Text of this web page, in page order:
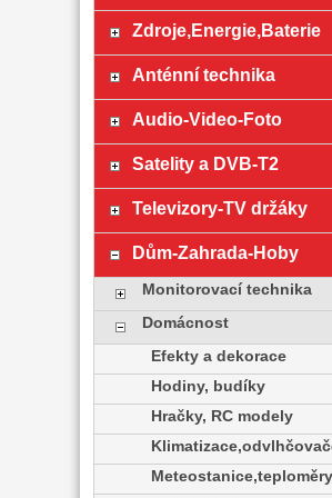
Zdroje,Energie,Baterie
Anténní technika
Audio-Video-Foto
Satelity a DVB-T2
Televizory-TV držáky
Dům-Zahrada-Hoby
Monitorovací technika
Domácnost
Efekty a dekorace
Hodiny, budíky
Hračky, RC modely